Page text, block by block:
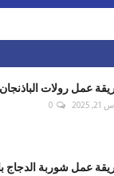
عمل رولات
2025
0
عمل شوربة الدجاج